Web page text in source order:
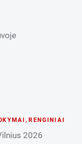
, RENGINIAI
2026